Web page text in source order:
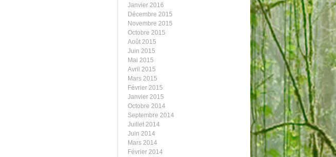
Janvier 2016
Décembre 2015
Novembre 2015
Octobre 2015
Août 2015
Juin 2015
Mai 2015
Avril 2015
Mars 2015
Février 2015
Janvier 2015
Octobre 2014
Septembre 2014
Juillet 2014
Juin 2014
Mars 2014
Février 2014